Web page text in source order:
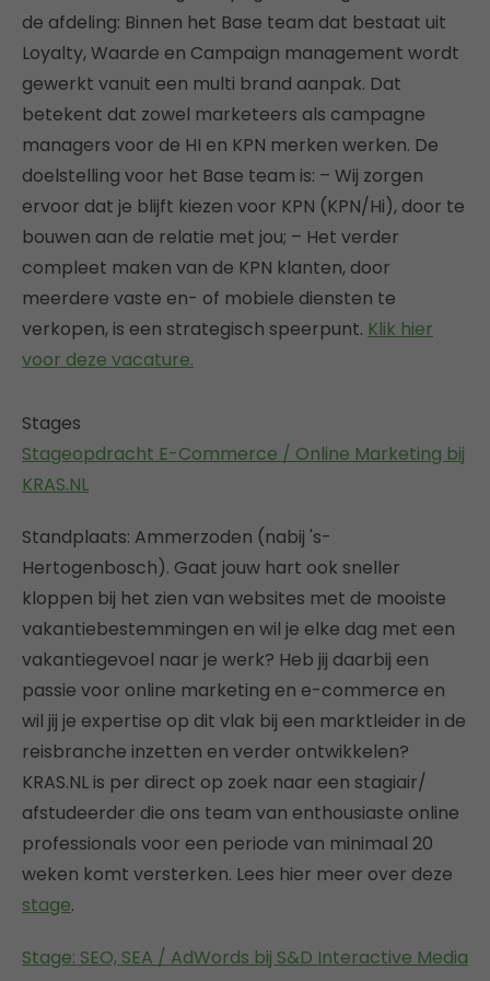
de afdeling: Binnen het Base team dat bestaat uit
Loyalty, Waarde en Campaign management wordt
gewerkt vanuit een multi brand aanpak. Dat
betekent dat zowel marketeers als campagne
managers voor de HI en KPN merken werken. De
doelstelling voor het Base team is: – Wij zorgen
ervoor dat je blijft kiezen voor KPN (KPN/Hi), door te
bouwen aan de relatie met jou; – Het verder
compleet maken van de KPN klanten, door
meerdere vaste en- of mobiele diensten te
verkopen, is een strategisch speerpunt. Klik hier
voor deze vacature.
Stages
Stageopdracht E-Commerce / Online Marketing bij
KRAS.NL
Standplaats: Ammerzoden (nabij 's-
Hertogenbosch). Gaat jouw hart ook sneller
kloppen bij het zien van websites met de mooiste
vakantiebestemmingen en wil je elke dag met een
vakantiegevoel naar je werk? Heb jij daarbij een
passie voor online marketing en e-commerce en
wil jij je expertise op dit vlak bij een marktleider in de
reisbranche inzetten en verder ontwikkelen?
KRAS.NL is per direct op zoek naar een stagiair/
afstudeerder die ons team van enthousiaste online
professionals voor een periode van minimaal 20
weken komt versterken. Lees hier meer over deze
stage.
Stage: SEO, SEA / AdWords bij S&D Interactive Media